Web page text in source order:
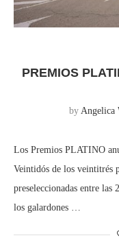
PREMIOS
by Angelica
Los Premios PLATINO
Veintidós de los veintitrés
preseleccionadas entre las
los galardones …